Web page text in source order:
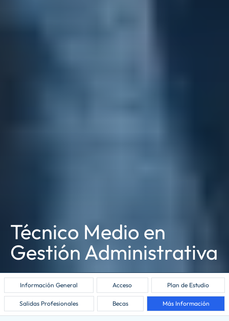
Técnico Medio en
Gestión Administrativa
Información General Acceso Plan de Estudio
Salidas Profesionales Becas Más Información